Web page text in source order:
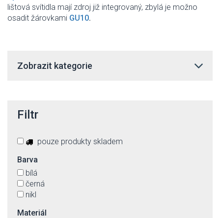
lištová svítidla mají zdroj již integrovaný, zbylá je možno
osadit žárovkami GU10.
Zobrazit kategorie
Filtr
pouze produkty skladem
Barva
bílá
černá
nikl
Materiál